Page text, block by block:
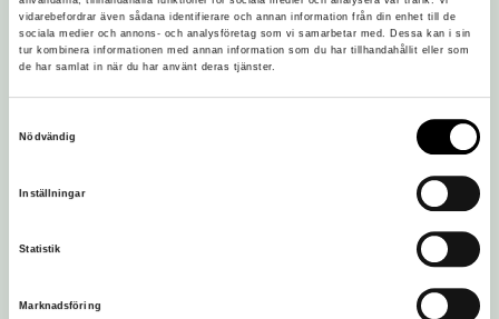
vidarebefordrar även sådana identifierare och annan information från din enhet till de
sociala medier och annons- och analysföretag som vi samarbetar med. Dessa kan i sin
tur kombinera informationen med annan information som du har tillhandahållit eller som
de har samlat in när du har använt deras tjänster.
Nödvändig
Inställningar
Statistik
Marknadsföring